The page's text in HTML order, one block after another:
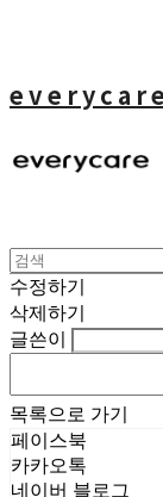
everycare
수정하기
삭제하기
글쓴이
목록으로 가기
페이스북
카카오톡
네이버 블로그